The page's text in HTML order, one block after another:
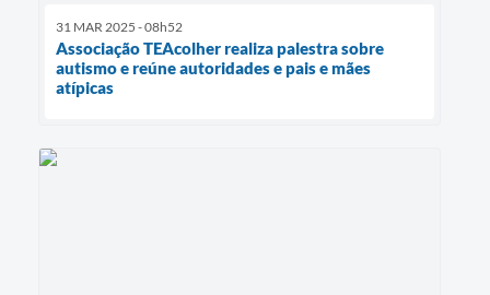
31 MAR 2025 - 08h52
Associação TEAcolher realiza palestra sobre
autismo e reúne autoridades e pais e mães
atípicas